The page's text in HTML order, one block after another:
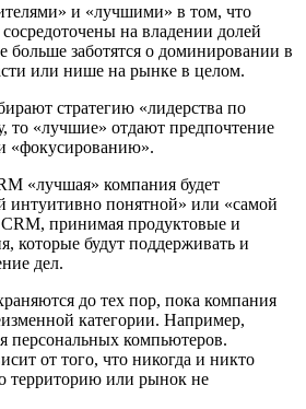
и «лучшими» в том, что
на владении долей
больше заботятся о доминировании в
или нише на рынке в целом.
стратегию «лидерства по
то «лучшие» отдают предпочтение
«фокусированию».
«лучшая» компания будет
интуитивно понятной» или «самой
принимая продуктовые и
которые будут поддерживать и
дел.
до тех пор, пока компания
категории. Например,
персональных компьютеров.
от того, что никогда и никто
территорию или рынок не